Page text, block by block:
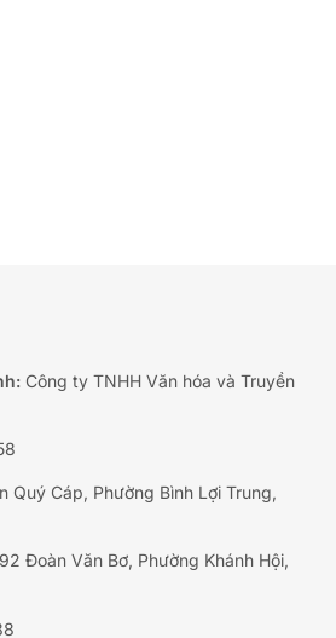
Công ty TNHH Văn hóa và Truyền
Quý Cáp, Phường Bình Lợi Trung,
Đoàn Văn Bơ, Phường Khánh Hội,